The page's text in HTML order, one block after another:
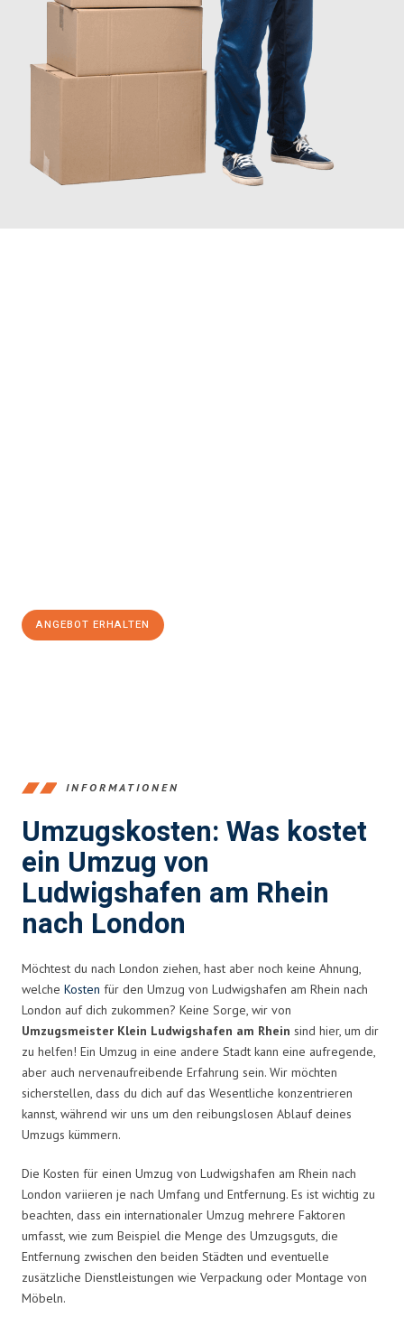
ANGEBOT ERHALTEN
INFORMATIONEN
Umzugskosten: Was kostet
ein Umzug von
Ludwigshafen am Rhein
nach London
Möchtest du nach London ziehen, hast aber noch keine Ahnung,
welche Kosten für den Umzug von Ludwigshafen am Rhein nach
London auf dich zukommen? Keine Sorge, wir von
Umzugsmeister Klein Ludwigshafen am Rhein sind hier, um dir
zu helfen! Ein Umzug in eine andere Stadt kann eine aufregende,
aber auch nervenaufreibende Erfahrung sein. Wir möchten
sicherstellen, dass du dich auf das Wesentliche konzentrieren
kannst, während wir uns um den reibungslosen Ablauf deines
Umzugs kümmern.
Die Kosten für einen Umzug von Ludwigshafen am Rhein nach
London variieren je nach Umfang und Entfernung. Es ist wichtig zu
beachten, dass ein internationaler Umzug mehrere Faktoren
umfasst, wie zum Beispiel die Menge des Umzugsguts, die
Entfernung zwischen den beiden Städten und eventuelle
zusätzliche Dienstleistungen wie Verpackung oder Montage von
Möbeln.